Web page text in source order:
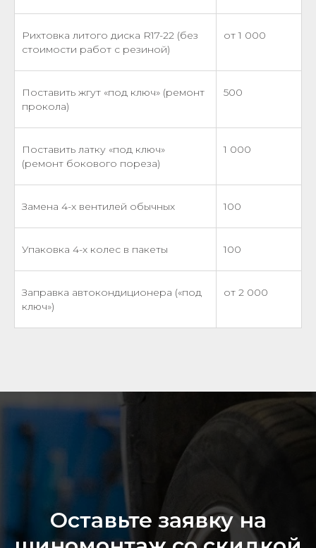
Рихтовка литого диска R17-22 (без
стоимости работ с резиной)
от 1 000
Поставить жгут «под ключ» (ремонт
прокола)
500
Поставить латку «под ключ»
(ремонт бокового пореза)
1 000
Замена 4-x вентилей обычных 100
Упаковка 4-х колес в пакеты 100
Заправка автокондиционера («под
ключ»)
от 2 000
Оставьте заявку на